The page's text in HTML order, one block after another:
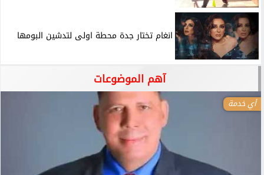
انغام تختار جدة محطة اولى لتدشين البومها
آهم الموضوعات
أي خدمة